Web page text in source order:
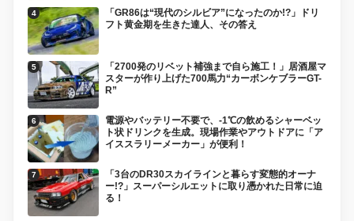
「GR86は“現代のシルビア”になったのか!?」ドリ
フト黄金期を生きた達人、その答え
「2700発のリベット補強まで自ら施工！」居酒屋マ
スターが作り上げた700馬力“カーボンケブラーGT-
R”
電源やバッテリー不要で、-1℃の飲めるシャーベッ
ト状ドリンクを生成。現場作業やアウトドアに「ア
イススラリーメーカー」が便利！
「3台のDR30スカイラインと暮らす変態的オーナ
ー!?」スーパーシルエットに取り憑かれた日常に迫
る！